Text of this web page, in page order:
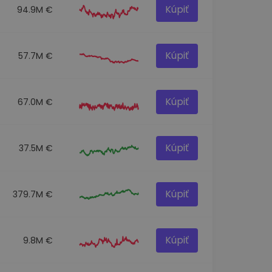
94.9M € Kúpiť
57.7M € Kúpiť
67.0M € Kúpiť
37.5M € Kúpiť
379.7M € Kúpiť
9.8M € Kúpiť